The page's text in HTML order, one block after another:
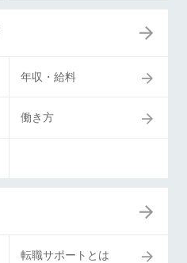
年収・給料
働き方
転職サポートとは